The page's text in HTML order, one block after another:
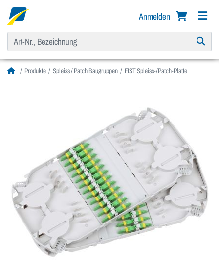
Anmelden
Produkte Spleiss / Patch Baugruppen FIST Spleiss-/Patch-Platte